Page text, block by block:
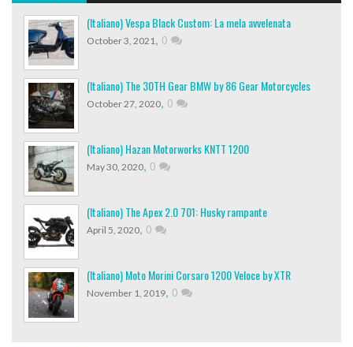
(Italiano) Vespa Black Custom: La mela avvelenata
October 3, 2021, 0
(Italiano) The 30TH Gear BMW by 86 Gear Motorcycles
October 27, 2020, 0
(Italiano) Hazan Motorworks KNTT 1200
May 30, 2020, 0
(Italiano) The Apex 2.0 701: Husky rampante
April 5, 2020, 0
(Italiano) Moto Morini Corsaro 1200 Veloce by XTR
November 1, 2019, 0